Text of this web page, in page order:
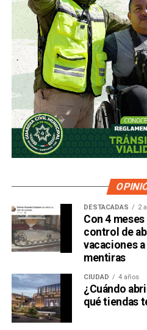
DESTACADAS 2
Con 4
control de
vacaciones
mentiras
CIUDAD 4 años
¿Cuándo
qué tiendas